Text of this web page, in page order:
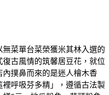
菜單台菜榮獲米其林入選的
古風情的筑馨居豆花，就位
撲鼻而來的是迷人檜木香
呼吸芬多精」，遵循古法製